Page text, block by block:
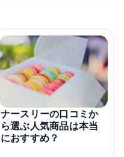
ナースリーの口コミか
ら選ぶ人気商品は本当
におすすめ？